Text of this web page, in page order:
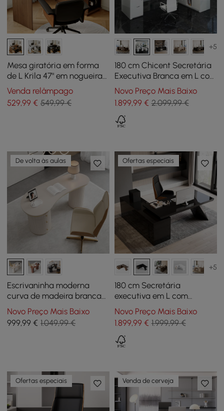
Mesa giratória em forma
de L Krila 47" em nogueira
com bandeja para teclado
Venda relâmpago
529,99 € 549,99 €
+5
180 cm Chicent Secretária
Executiva Branca em L com
Retorno à Direita
Novo Preço Mais Baixo
1.899,99€ 2.099,99 €
De volta às aulas
Escrivaninha moderna
curva de madeira branca
quente de 55" com 3
gavetas e base de
pedestal duplo canelado
Novo Preço Mais Baixo
999,99 € 1.049,99 €
Ofertas especiais
+5
180 cm Secretária
executiva em L com
extensão direita preta
Novo Preço Mais Baixo
1.899,99€ 1.999,99 €
Ofertas especiais Venda de cerveja